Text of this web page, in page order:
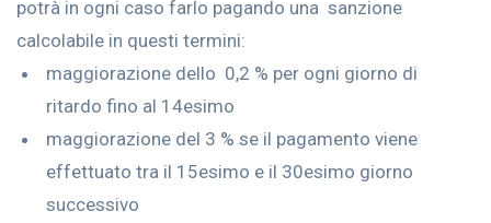
potrà in ogni caso farlo pagando una sanzione
calcolabile in questi termini:
maggiorazione dello 0,2 % per ogni giorno di
ritardo fino al 14esimo
maggiorazione del 3 % se il pagamento viene
effettuato tra il 15esimo e il 30esimo giorno
successivo